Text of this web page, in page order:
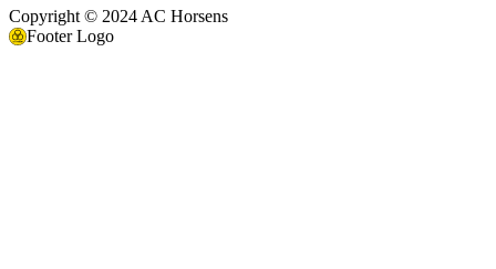
Copyright © 2024 AC Horsens
Footer Logo